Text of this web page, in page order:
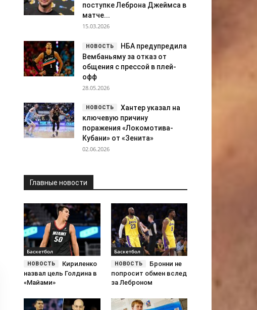
поступке Леброна Джеймса в
матче...
15.03.2026
НБА предупредила
Вембаньяму за отказ от
общения с прессой в плей-
офф
28.05.2026
Хантер указал на
ключевую причину
поражения «Локомотива-
Кубани» от «Зенита»
02.06.2026
Главные новости
Баскетбол
Кириленко
назвал цель Голдина в
«Майами»
Баскетбол
Бронни не
попросит обмен вслед
за Леброном